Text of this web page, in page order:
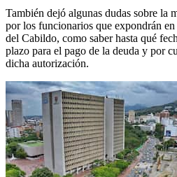
También dejó algunas dudas sobre la
por los funcionarios que expondrán
del Cabildo, como saber hasta qué
plazo para el pago de la deuda y por
dicha autorización.